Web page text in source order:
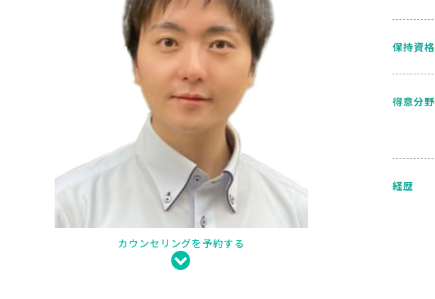
カウンセリングを予約する
保持資格
得意分野
経歴